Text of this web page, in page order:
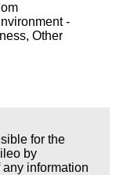
-
Other
for the
by
information